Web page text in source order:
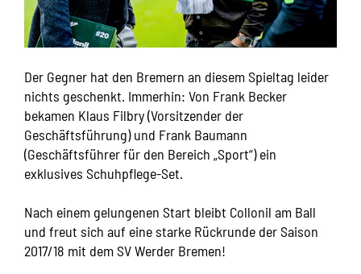
Der Gegner hat den Bremern an diesem Spieltag leider
nichts geschenkt. Immerhin: Von Frank Becker
bekamen Klaus Filbry (Vorsitzender der
Geschäftsführung) und Frank Baumann
(Geschäftsführer für den Bereich „Sport“) ein
exklusives Schuhpflege-Set.
Nach einem gelungenen Start bleibt Collonil am Ball
und freut sich auf eine starke Rückrunde der Saison
2017/18 mit dem SV Werder Bremen!